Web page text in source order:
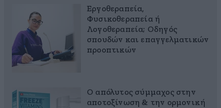
Εργοθεραπεία,
Φυσικοθεραπεία ή
Λογοθεραπεία; Οδηγός
σπουδών και επαγγελματικών
προοπτικών
Ο απόλυτος σύμμαχος στην
αποτοξίνωση & την ορμονική